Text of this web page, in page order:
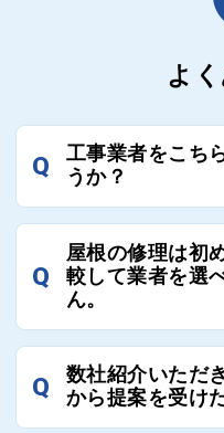
よ
Q
工事業者をこち
うか？
お客様のご要望をお
最大3社まで選定し
そのため、お客様に
Q
屋根の修理は初
較して業者を選
ん。
選定基準はお客様に
ろんのこと、実績面
Q
数社紹介いただ
から提案を受け